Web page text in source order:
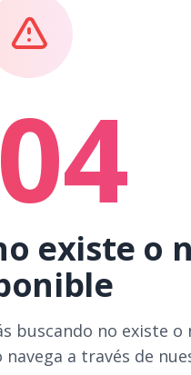
existe o
buscando no existe
a través de